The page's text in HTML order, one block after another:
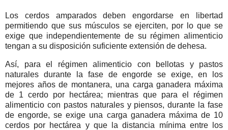
Los cerdos amparados deben engordarse en libertad
permitiendo que sus músculos se ejerciten, por lo que se
exige que independientemente de su régimen alimenticio
tengan a su disposición suficiente extensión de dehesa.
Así, para el régimen alimenticio con bellotas y pastos
naturales durante la fase de engorde se exige, en los
mejores años de montanera, una carga ganadera máxima
de 1 cerdo por hectárea; mientras que para el régimen
alimenticio con pastos naturales y piensos, durante la fase
de engorde, se exige una carga ganadera máxima de 10
cerdos por hectárea y que la distancia mínima entre los